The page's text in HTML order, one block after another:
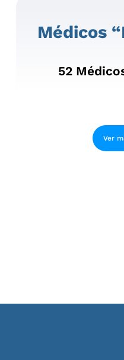
Médicos
52
Ver